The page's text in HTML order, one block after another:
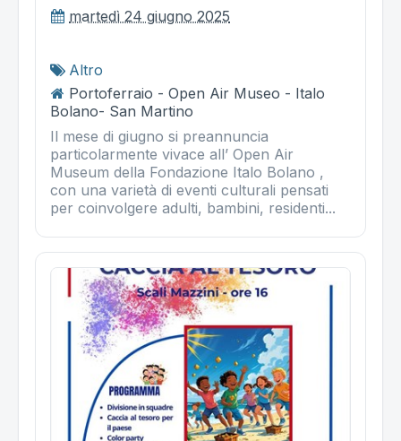
martedì 24 giugno 2025
Altro
Portoferraio - Open Air Museo - Italo
Bolano- San Martino
Il mese di giugno si preannuncia
particolarmente vivace all’ Open Air
Museum della Fondazione Italo Bolano ,
con una varietà di eventi culturali pensati
per coinvolgere adulti, bambini, residenti...